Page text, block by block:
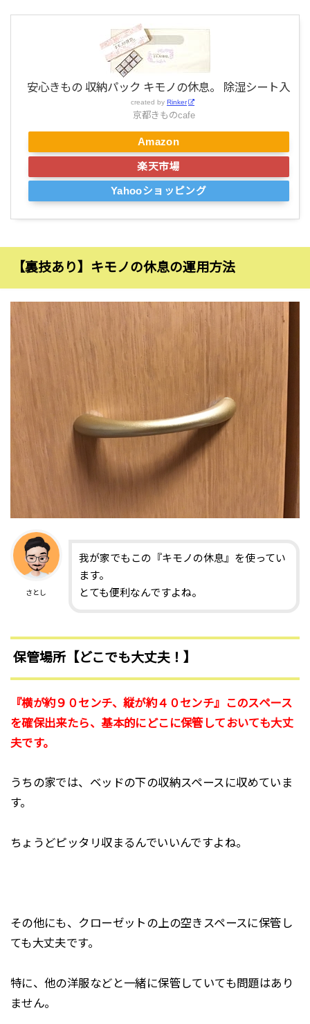
安心きもの 収納パック キモノの休息。 除湿シート入
created by Rinker
京都きものcafe
Amazon
楽天市場
Yahooショッピング
【裏技あり】キモノの休息の運用方法
さとし
我が家でもこの『キモノの休息』を使ってい
ます。
とても便利なんですよね。
保管場所【どこでも大丈夫！】
『横が約９０センチ、縦が約４０センチ』このスペース
を確保出来たら、基本的にどこに保管しておいても大丈
夫です。
うちの家では、ベッドの下の収納スペースに収めていま
す。
ちょうどピッタリ収まるんでいいんですよね。
その他にも、クローゼットの上の空きスペースに保管し
ても大丈夫です。
特に、他の洋服などと一緒に保管していても問題はあり
ません。